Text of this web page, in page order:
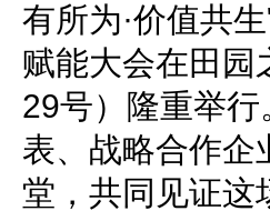
有所为·价值共
赋能大会在田园
29号）隆重举
表、战略合作企
堂，共同见证这